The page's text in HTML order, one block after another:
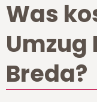
Was
Umzug
Breda?